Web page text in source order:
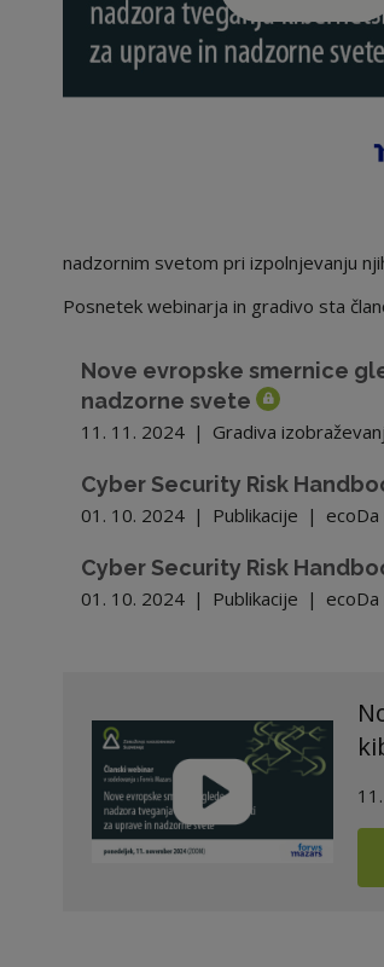
nadzornim svetom pri izpolnjevanju
Posnetek webinarja in gradivo sta
Nove evropske smernice
nadzorne svete
11. 11. 2024 | Gradiva izobraževanj
Cyber Security Risk
01. 10. 2024 | Publikacije | ecoDa
Cyber Security Risk
01. 10. 2024 | Publikacije | ecoDa